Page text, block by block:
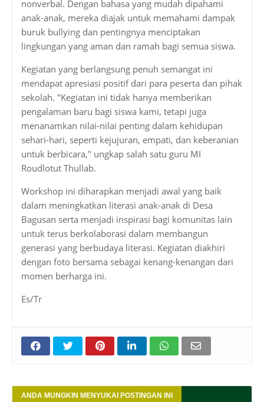
nonverbal. Dengan bahasa yang mudah dipahami
anak-anak, mereka diajak untuk memahami dampak
buruk bullying dan pentingnya menciptakan
lingkungan yang aman dan ramah bagi semua siswa.
Kegiatan yang berlangsung penuh semangat ini
mendapat apresiasi positif dari para peserta dan pihak
sekolah. "Kegiatan ini tidak hanya memberikan
pengalaman baru bagi siswa kami, tetapi juga
menanamkan nilai-nilai penting dalam kehidupan
sehari-hari, seperti kejujuran, empati, dan keberanian
untuk berbicara," ungkap salah satu guru MI
Roudlotut Thullab.
Workshop ini diharapkan menjadi awal yang baik
dalam meningkatkan literasi anak-anak di Desa
Bagusan serta menjadi inspirasi bagi komunitas lain
untuk terus berkolaborasi dalam membangun
generasi yang berbudaya literasi. Kegiatan diakhiri
dengan foto bersama sebagai kenang-kenangan dari
momen berharga ini.
Es/Tr
ANDA MUNGKIN MENYUKAI POSTINGAN INI